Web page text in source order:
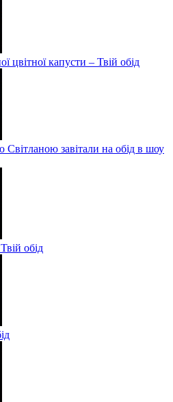
цвітної капусти – Твій обід
завітали на обід в шоу
обід